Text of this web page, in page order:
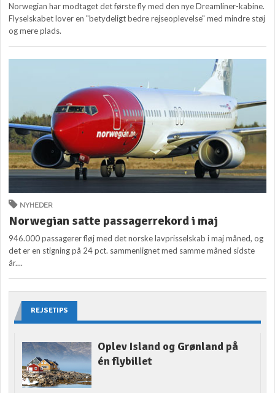
Norwegian har modtaget det første fly med den nye Dreamliner-kabine.
Flyselskabet lover en "betydeligt bedre rejseoplevelse" med mindre støj
og mere plads.
NYHEDER
Norwegian satte passagerrekord i maj
946.000 passagerer fløj med det norske lavprisselskab i maj måned, og
det er en stigning på 24 pct. sammenlignet med samme måned sidste
år....
REJSETIPS
Oplev Island og Grønland på
én flybillet